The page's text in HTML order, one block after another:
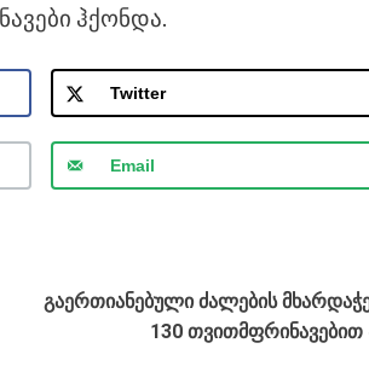
ჰქონდა.
Twitter
Email
გაერთიანებული ძალების
130